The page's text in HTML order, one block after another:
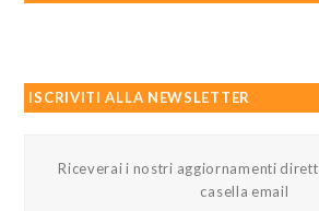
ISCRIVITI ALLA NEWSLETTER
Riceverai i nostri aggiornamenti
casella email